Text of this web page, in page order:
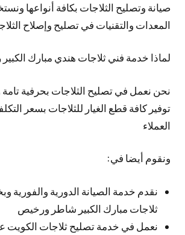
صيانة وتصليح الثلاجات بكافة أنواعها
المعدات والتقنيات في تصليح وإصلاح
لماذا خدمة فني ثلاجات هندي مبارك
نحن نعمل في تصليح الثلاجات بحرفية
توفير كافة قطع الغيار للثلاجات بسعر
العملاء
ونقوم أيضا في:
نقدم خدمة الصيانة الدورية والفورية
ثلاجات مبارك الكبير شاطر ورخيص
نعمل في خدمة تصليح ثلاجات الكويت